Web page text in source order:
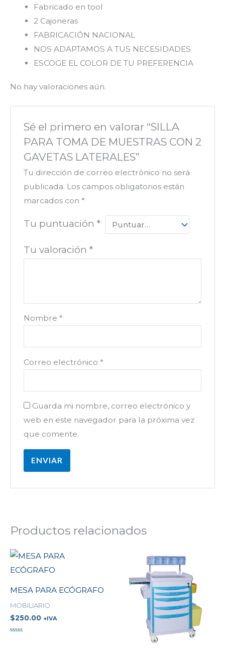
Fabricado en tool
2 Cajoneras
FABRICACIÓN NACIONAL
NOS ADAPTAMOS A TUS NECESIDADES
ESCOGE EL COLOR DE TU PREFERENCIA
No hay valoraciones aún.
Sé el primero en valorar “SILLA
PARA TOMA DE MUESTRAS CON 2
GAVETAS LATERALES”
Tu dirección de correo electrónico no será
publicada. Los campos obligatorios están
marcados con *
Tu puntuación *
Tu valoración *
Nombre *
Correo electrónico *
Guarda mi nombre, correo electrónico y
web en este navegador para la próxima vez
que comente.
Productos relacionados
MESA PARA ECÓGRAFO
MOBILIARIO
$250.00 +IVA